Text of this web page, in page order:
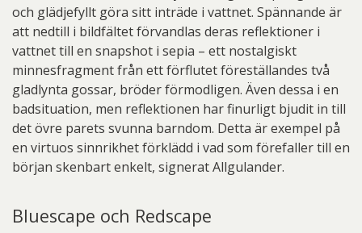
och glädjefyllt göra sitt inträde i vattnet. Spännande är
att nedtill i bildfältet förvandlas deras reflektioner i
vattnet till en snapshot i sepia – ett nostalgiskt
minnesfragment från ett förflutet föreställandes två
gladlynta gossar, bröder förmodligen. Även dessa i en
badsituation, men reflektionen har finurligt bjudit in till
det övre parets svunna barndom. Detta är exempel på
en virtuos sinnrikhet förklädd i vad som förefaller till en
början skenbart enkelt, signerat Allgulander.
Bluescape och Redscape